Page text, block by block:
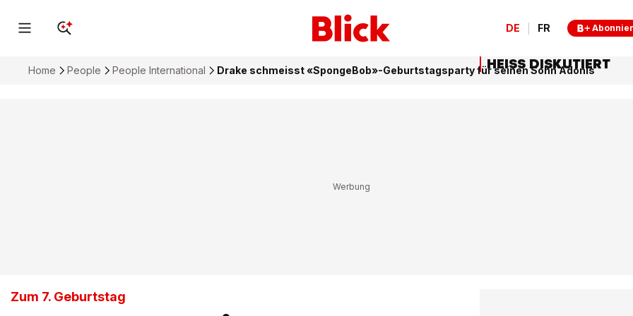
DE FR
Home People People International Drake schmeisst «SpongeBob»-Geburtstagsparty für seinen Sohn Adonis
Zum 7. Geburtstag
HEISS DISKUTIERT